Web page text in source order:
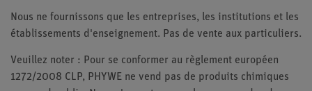
Nous ne fournissons que les entreprises, les institutions et les
établissements d'enseignement. Pas de vente aux particuliers.
Veuillez noter : Pour se conformer au règlement européen
1272/2008 CLP, PHYWE ne vend pas de produits chimiques